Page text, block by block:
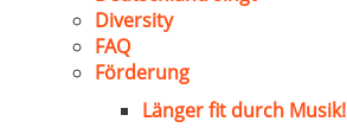
Diversity
FAQ
Förderung
Länger fit durch Musik!